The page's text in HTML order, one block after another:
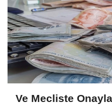
Ve Mecliste